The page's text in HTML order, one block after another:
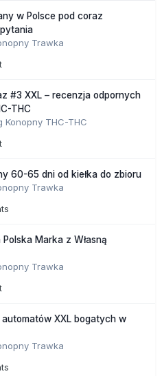
w Polsce pod coraz
Trawka
#3 XXL – recenzja odpornych
THC
Konopny THC-THC
60-65 dni od kiełka do zbioru
Trawka
Marka z Własną
Trawka
XXL bogatych w
Trawka